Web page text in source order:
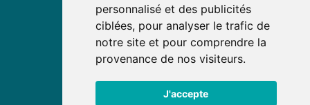
personnalisé et des publicités
ciblées, pour analyser le trafic de
notre site et pour comprendre la
provenance de nos visiteurs.
J'accepte
Nous suivre